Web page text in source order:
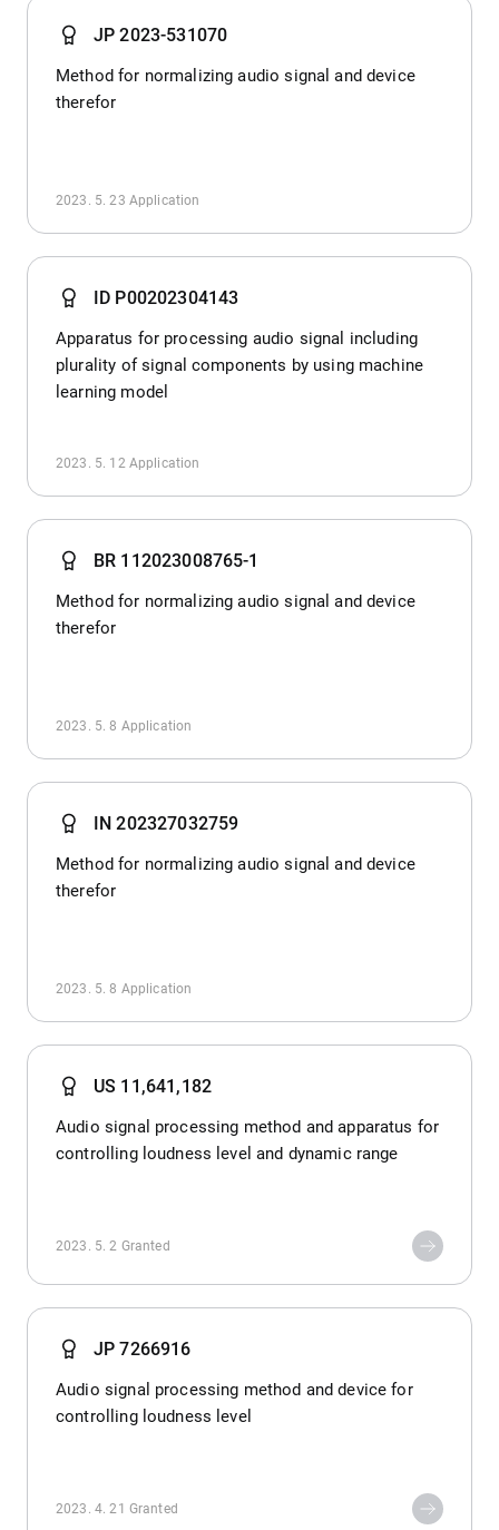
JP 2023-531070
Method for normalizing audio signal and device
therefor
2023. 5. 23 Application
ID P00202304143
Apparatus for processing audio signal including
plurality of signal components by using machine
learning model
2023. 5. 12 Application
BR 112023008765-1
Method for normalizing audio signal and device
therefor
2023. 5. 8 Application
IN 202327032759
Method for normalizing audio signal and device
therefor
2023. 5. 8 Application
US 11,641,182
Audio signal processing method and apparatus for
controlling loudness level and dynamic range
2023. 5. 2 Granted
JP 7266916
Audio signal processing method and device for
controlling loudness level
2023. 4. 21 Granted